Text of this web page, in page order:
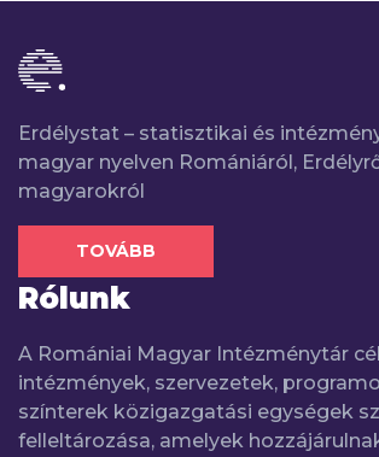
Erdélystat – statisztikai és
magyar nyelven Romániáról,
magyarokról
TOVÁBB
Rólunk
A Romániai Magyar Intézménytár
intézmények, szervezetek,
színterek közigazgatási egységek
felleltározása, amelyek